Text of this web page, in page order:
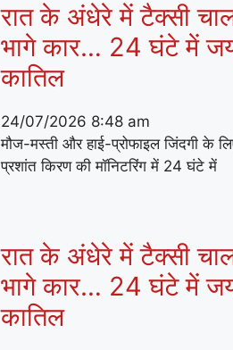
रात के अंधेरे में टैक्सी
भागे कार… 24 घंटे में
कातिल
24/07/2026 8:48 am
मौज-मस्ती और हाई-प्रोफाइल जिंदगी के
प्रशांत किरण की मॉनिटरिंग में 24 घंटे में
रात के अंधेरे में टैक्सी
भागे कार… 24 घंटे में
कातिल